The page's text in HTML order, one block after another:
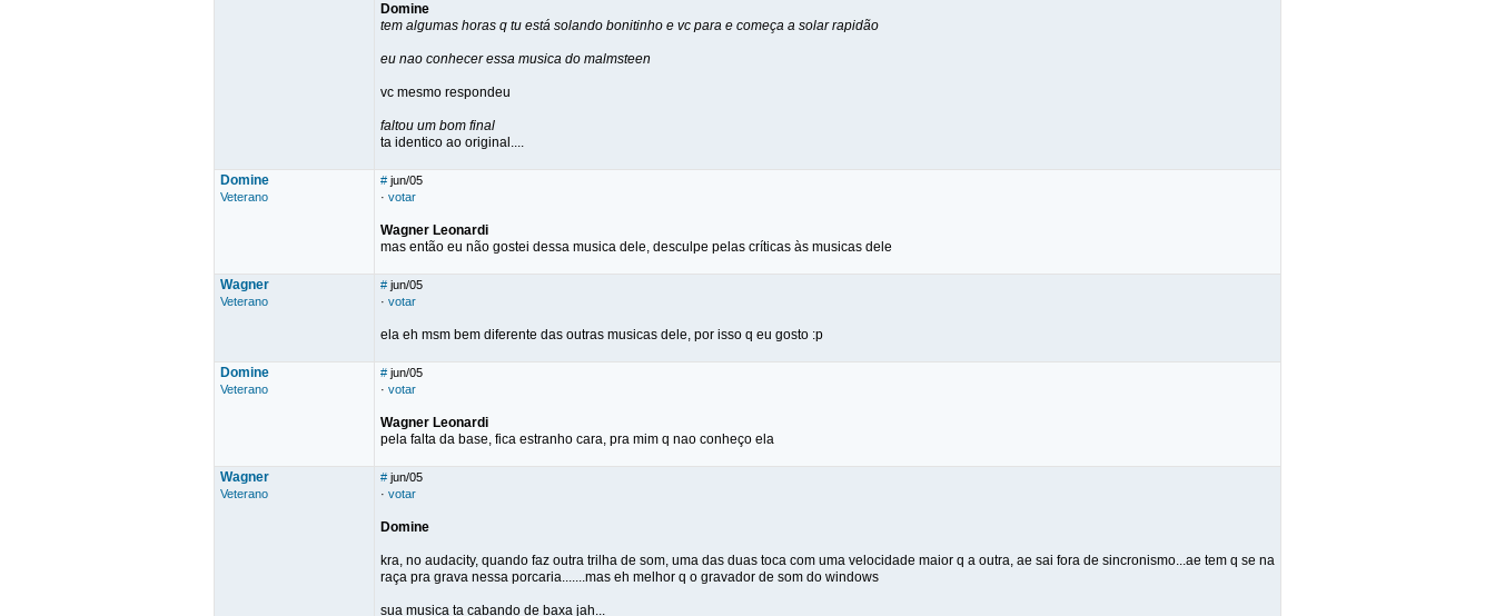
Domine
tem algumas horas q tu está solando bonitinho e vc para e começa a solar rapidão
eu nao conhecer essa musica do malmsteen
vc mesmo respondeu
faltou um bom final
ta identico ao original....
Domine
Veterano
# jun/05
· votar
Wagner Leonardi
mas então eu não gostei dessa musica dele, desculpe pelas críticas às musicas dele
Wagner
Veterano
# jun/05
· votar
ela eh msm bem diferente das outras musicas dele, por isso q eu gosto :p
Domine
Veterano
# jun/05
· votar
Wagner Leonardi
pela falta da base, fica estranho cara, pra mim q nao conheço ela
Wagner
Veterano
# jun/05
· votar
Domine
kra, no audacity, quando faz outra trilha de som, uma das duas toca com uma velocidade maior q a outra, ae sai fora de sincronismo...ae tem q se na
raça pra grava nessa porcaria.......mas eh melhor q o gravador de som do windows
sua musica ta cabando de baxa jah...